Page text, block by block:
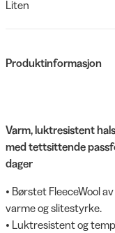
Liten
Produktinformasjon
Varm, luktresistent
med tettsittende
dager
• Børstet FleeceWool
varme og slitestyrke.
• Luktresistent og